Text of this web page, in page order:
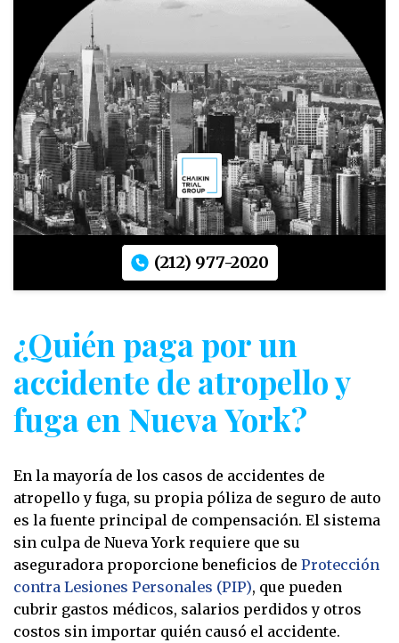
(212) 977-2020
¿Quién paga por un
accidente de atropello y
fuga en Nueva York?
En la mayoría de los casos de accidentes de
atropello y fuga, su propia póliza de seguro de auto
es la fuente principal de compensación. El sistema
sin culpa de Nueva York requiere que su
aseguradora proporcione beneficios de Protección
contra Lesiones Personales (PIP), que pueden
cubrir gastos médicos, salarios perdidos y otros
costos sin importar quién causó el accidente.